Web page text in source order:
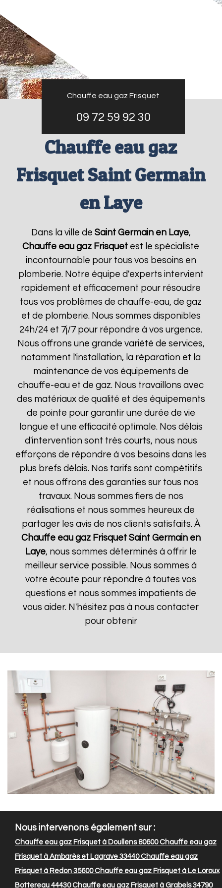
Chauffe eau gaz Frisquet
09 72 59 92 30
Chauffe eau gaz
Frisquet Saint Germain
en Laye
Dans la ville de Saint Germain en Laye,
Chauffe eau gaz Frisquet est le spécialiste
incontournable pour tous vos besoins en
plomberie. Notre équipe d'experts intervient
rapidement et efficacement pour résoudre
tous vos problèmes de chauffe-eau, de gaz
et de plomberie. Nous sommes disponibles
24h/24 et 7j/7 pour répondre à vos urgence.
Nous offrons une grande variété de services,
notamment l'installation, la réparation et la
maintenance de vos équipements de
chauffe-eau et de gaz. Nous travaillons avec
des matériaux de qualité et des équipements
de pointe pour garantir une durée de vie
longue et une efficacité optimale. Nos délais
d'intervention sont très courts, nous nous
efforçons de répondre à vos besoins dans les
plus brefs délais. Nos tarifs sont compétitifs
et nous offrons des garanties sur tous nos
travaux. Nous sommes fiers de nos
réalisations et nous sommes heureux de
partager les avis de nos clients satisfaits. À
Chauffe eau gaz Frisquet Saint Germain en
Laye, nous sommes déterminés à offrir le
meilleur service possible. Nous sommes à
votre écoute pour répondre à toutes vos
questions et nous sommes impatients de
vous aider. N'hésitez pas à nous contacter
pour obtenir
Nous intervenons également sur :
Chauffe eau gaz Frisquet à Doullens 80600Chauffe eau gaz
Frisquet à Ambarès et Lagrave 33440Chauffe eau gaz
Frisquet à Redon 35600Chauffe eau gaz Frisquet à Le Loroux
Bottereau 44430Chauffe eau gaz Frisquet à Grabels 34790